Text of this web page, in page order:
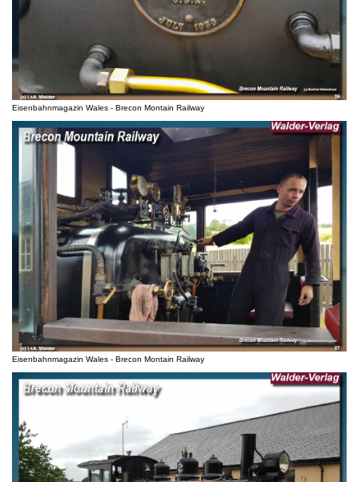
Eisenbahnmagazin Wales - Brecon Montain Railway
Eisenbahnmagazin Wales - Brecon Montain Railway